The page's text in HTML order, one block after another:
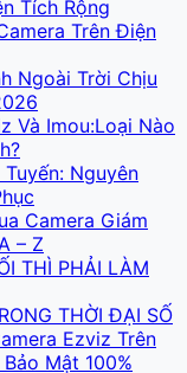
Tích Rộng
Trên Điện
Ngoài Trời Chịu
Và Imou:Loại Nào
Nguyên
Camera Giám
– Z
THÌ PHẢI LÀM
THỜI ĐẠI SỐ
Ezviz Trên
Mật 100%